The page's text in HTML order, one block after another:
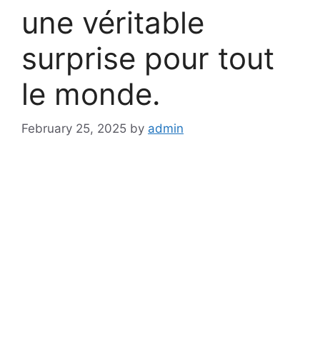
une véritable
surprise pour tout
le monde.
February 25, 2025 by admin